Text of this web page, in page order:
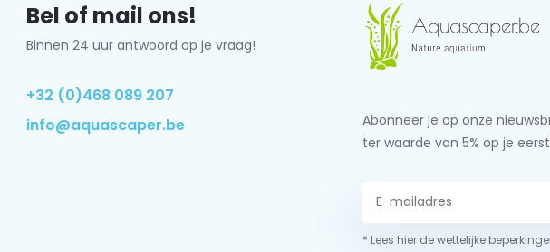
Bel of mail ons!
Binnen 24 uur antwoord op je vraag!
+32 (0)468 089 207
info@aquascaper.be
Abonneer je op onze
ter waarde van 5% op je
* Lees hier de wettelijke